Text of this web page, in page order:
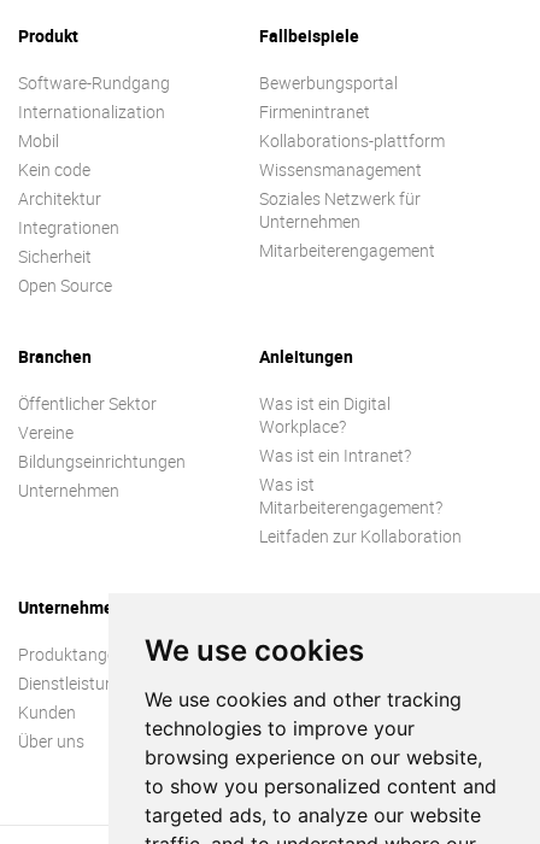
We use cookies
We use cookies and other tracking
technologies to improve your
browsing experience on our website,
to show you personalized content and
targeted ads, to analyze our website
Produkt
Software-Rundgang
Internationalization
Mobil
Kein code
Architektur
Integrationen
Sicherheit
Open Source
Fallbeispiele
Bewerbungsportal
Firmenintranet
Kollaborations-plattform
Wissensmanagement
Soziales Netzwerk für
Unternehmen
Mitarbeiterengagement
Branchen
Öffentlicher Sektor
Vereine
Bildungseinrichtungen
Unternehmen
Anleitungen
Was ist ein Digital
Workplace?
Was ist ein Intranet?
Was ist
Mitarbeiterengagement?
Leitfaden zur Kollaboration
Unternehmen
Produktangebot
Dienstleistungen
Kunden
Über uns